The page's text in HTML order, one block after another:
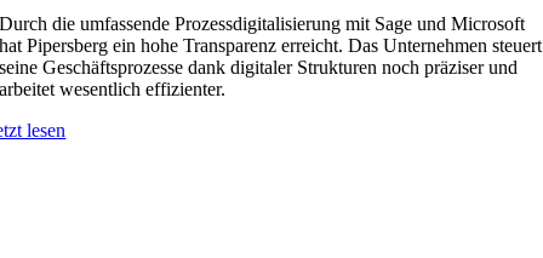
Durch die umfassende Prozessdigitalisierung mit Sage und Microsoft
hat Pipersberg ein hohe Transparenz erreicht. Das Unternehmen steuert
seine Geschäftsprozesse dank digitaler Strukturen noch präziser und
arbeitet wesentlich effizienter.
lesen